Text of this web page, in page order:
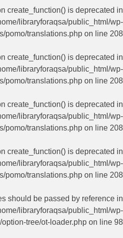
create_function() is deprecated in
libraryforaqsa/public_html/wp-
pomo/translations.php on line 208
create_function() is deprecated in
libraryforaqsa/public_html/wp-
pomo/translations.php on line 208
create_function() is deprecated in
libraryforaqsa/public_html/wp-
pomo/translations.php on line 208
create_function() is deprecated in
libraryforaqsa/public_html/wp-
pomo/translations.php on line 208
should be passed by reference in
libraryforaqsa/public_html/wp-
tree/ot-loader.php on line 98